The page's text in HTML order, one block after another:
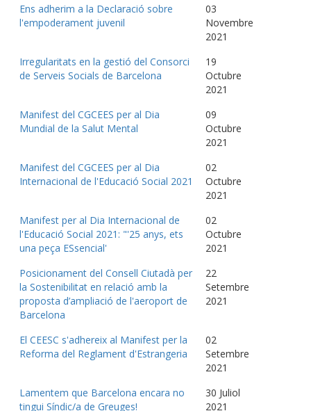
Ens adherim a la Declaració sobre
l'empoderament juvenil
03
Novembre
2021
Irregularitats en la gestió del Consorci
de Serveis Socials de Barcelona
19
Octubre
2021
Manifest del CGCEES per al Dia
Mundial de la Salut Mental
09
Octubre
2021
Manifest del CGCEES per al Dia
Internacional de l'Educació Social 2021
02
Octubre
2021
Manifest per al Dia Internacional de
l'Educació Social 2021: "'25 anys, ets
una peça ESsencial'
02
Octubre
2021
Posicionament del Consell Ciutadà per
la Sostenibilitat en relació amb la
proposta d’ampliació de l'aeroport de
Barcelona
22
Setembre
2021
El CEESC s'adhereix al Manifest per la
Reforma del Reglament d'Estrangeria
02
Setembre
2021
Lamentem que Barcelona encara no
tingui Síndic/a de Greuges!
30 Juliol
2021